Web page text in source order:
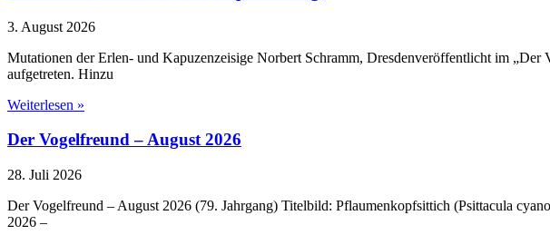
3. August 2026
Mutationen der Erlen- und Kapuzenzeisige Norbert Schramm, Dresdenveröffentlicht im
aufgetreten. Hinzu
Weiterlesen »
Der Vogelfreund – August 2026
28. Juli 2026
Der Vogelfreund – August 2026 (79. Jahrgang) Titelbild: Pflaumenkopfsittich (Psittacula
2026 –